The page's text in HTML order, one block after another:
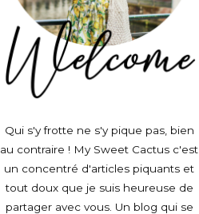
Qui s'y frotte ne s'y pique pas, bien
au contraire ! My Sweet Cactus c'est
un concentré d'articles piquants et
tout doux que je suis heureuse de
partager avec vous. Un blog qui se